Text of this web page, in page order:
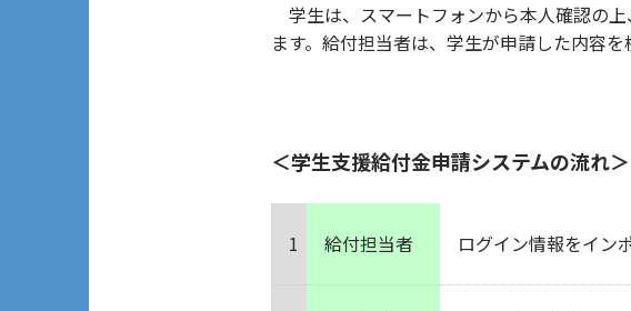
学生は、スマートフォンから本人確認の
ます。給付担当者は、学生が申請した内容
＜学生支援給付金申請システムの流れ＞
1 給付担当者 ログイン情報をイン